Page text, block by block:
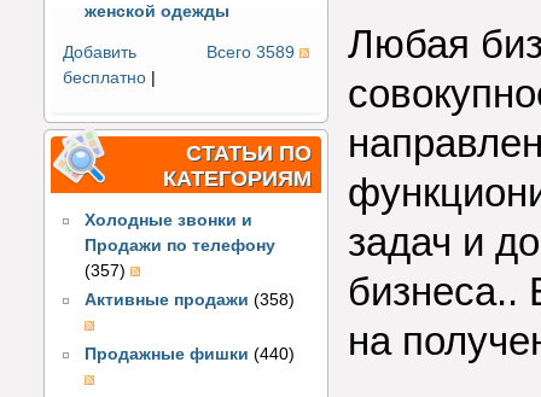
женской одежды
Всего 3589
Добавить
бесплатно |
СТАТЬИ ПО
КАТЕГОРИЯМ
Холодные звонки и
Продажи по телефону
(357)
Активные продажи (358)
Продажные фишки (440)
Любая
задач и
бизнеса..
на